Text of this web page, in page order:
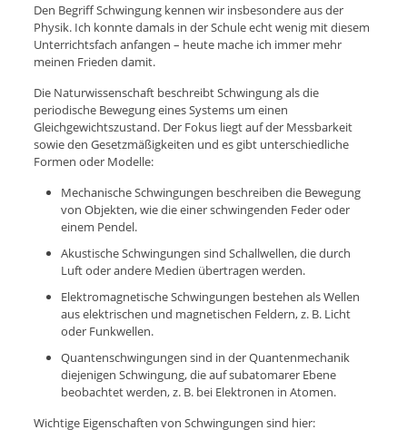
Den Begriff Schwingung kennen wir insbesondere aus der
Physik. Ich konnte damals in der Schule echt wenig mit diesem
Unterrichtsfach anfangen – heute mache ich immer mehr
meinen Frieden damit.
Die Naturwissenschaft beschreibt Schwingung als die
periodische Bewegung eines Systems um einen
Gleichgewichtszustand. Der Fokus liegt auf der Messbarkeit
sowie den Gesetzmäßigkeiten und es gibt unterschiedliche
Formen oder Modelle:
Mechanische Schwingungen beschreiben die Bewegung
von Objekten, wie die einer schwingenden Feder oder
einem Pendel.
Akustische Schwingungen sind Schallwellen, die durch
Luft oder andere Medien übertragen werden.
Elektromagnetische Schwingungen bestehen als Wellen
aus elektrischen und magnetischen Feldern, z. B. Licht
oder Funkwellen.
Quantenschwingungen sind in der Quantenmechanik
diejenigen Schwingung, die auf subatomarer Ebene
beobachtet werden, z. B. bei Elektronen in Atomen.
Wichtige Eigenschaften von Schwingungen sind hier: